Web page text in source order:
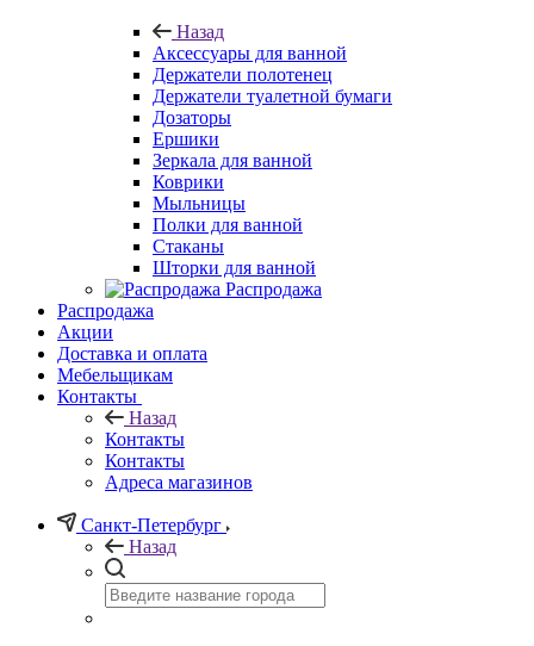
Назад
Аксессуары для ванной
Держатели полотенец
Держатели туалетной бумаги
Дозаторы
Ершики
Зеркала для ванной
Коврики
Мыльницы
Полки для ванной
Стаканы
Шторки для ванной
Распродажа
Распродажа
Акции
Доставка и оплата
Мебельщикам
Контакты
Назад
Контакты
Контакты
Адреса магазинов
Санкт-Петербург
Назад